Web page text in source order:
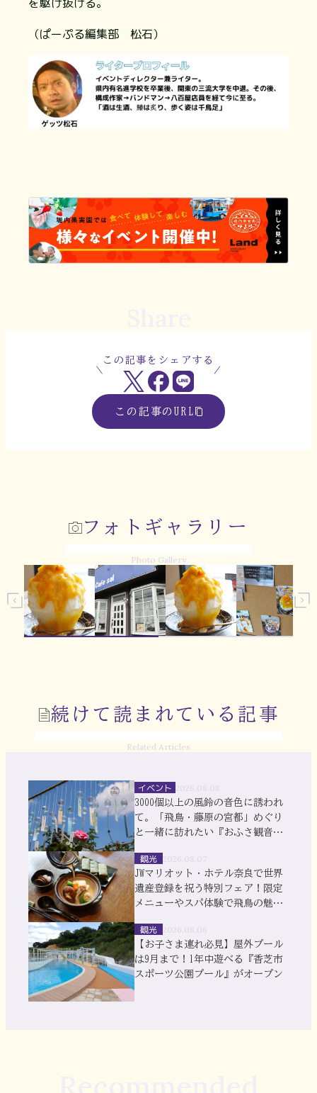
（ぱーぷる編集部 松石）
この記事をシェアする
この記事のURL
フォトギャラリー
Photo Gallery
続けて読まれている記事
Related Articles
イベント
3000個以上の風鈴の音色に誘われ
て。「飛鳥・藤原の宮都」めぐり
と一緒に訪れたい『おふさ観音』
観光
JWマリオット・ホテル奈良で世界
遺産登録を祝う特別フェア！限定
メニューやスパ体験で飛鳥の魅力
観光
【お子さま連れ必見】屋外プール
は9月まで！1年中遊べる『香芝市
スポーツ公園プール』がオープン